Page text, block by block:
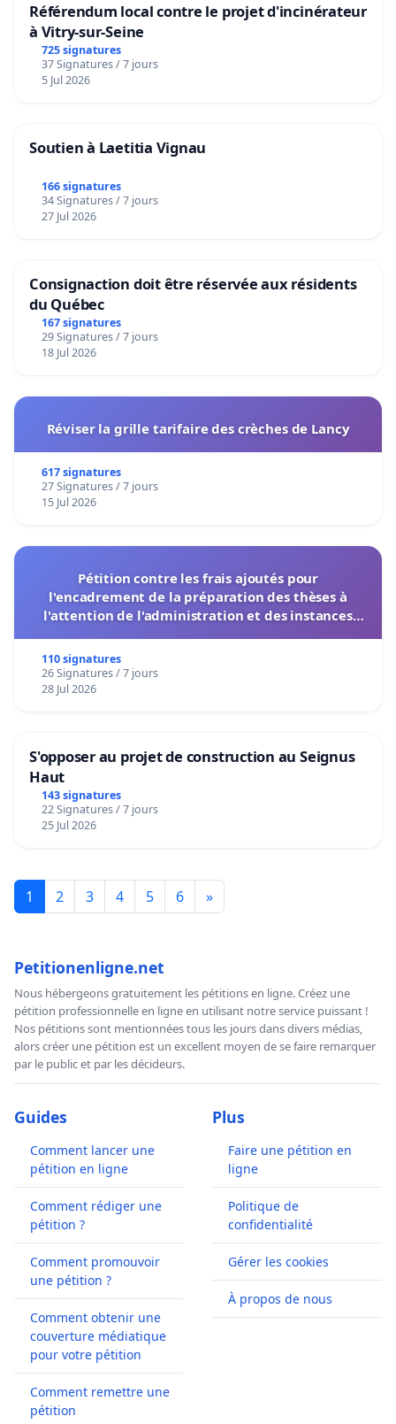
Référendum local contre le projet d'incinérateur
à Vitry-sur-Seine
725 signatures
37 Signatures / 7 jours
5 Jul 2026
Soutien à Laetitia Vignau
166 signatures
34 Signatures / 7 jours
27 Jul 2026
Consignaction doit être réservée aux résidents
du Québec
167 signatures
29 Signatures / 7 jours
18 Jul 2026
Réviser la grille tarifaire des crèches de Lancy
617 signatures
27 Signatures / 7 jours
15 Jul 2026
Pétition contre les frais ajoutés pour
l'encadrement de la préparation des thèses à
l'attention de l'administration et des instances
110 signatures
26 Signatures / 7 jours
28 Jul 2026
S'opposer au projet de construction au Seignus
Haut
143 signatures
22 Signatures / 7 jours
25 Jul 2026
1 2 3 4 5 6 »
Petitionenligne.net
Nous hébergeons gratuitement les pétitions en ligne. Créez une
pétition professionnelle en ligne en utilisant notre service puissant !
Nos pétitions sont mentionnées tous les jours dans divers médias,
alors créer une pétition est un excellent moyen de se faire remarquer
par le public et par les décideurs.
Guides
Comment lancer une
pétition en ligne
Comment rédiger une
pétition ?
Comment promouvoir
une pétition ?
Comment obtenir une
couverture médiatique
pour votre pétition
Comment remettre une
pétition
Plus
Faire une pétition en
ligne
Politique de
confidentialité
Gérer les cookies
À propos de nous